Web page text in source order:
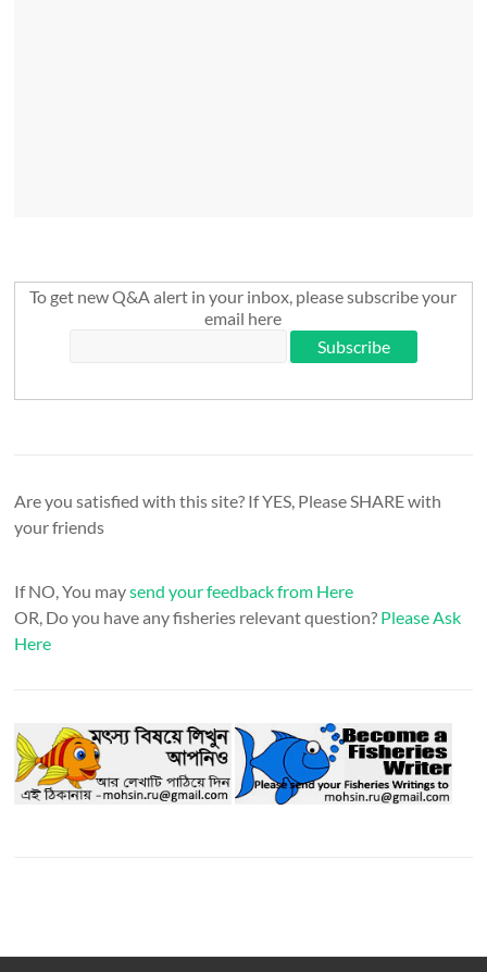
To get new Q&A alert in your inbox, please subscribe your
email here
Are you satisfied with this site? If YES, Please SHARE with
your friends
If NO, You maysend your feedback from Here
OR, Do you have any fisheries relevant question? Please Ask
Here